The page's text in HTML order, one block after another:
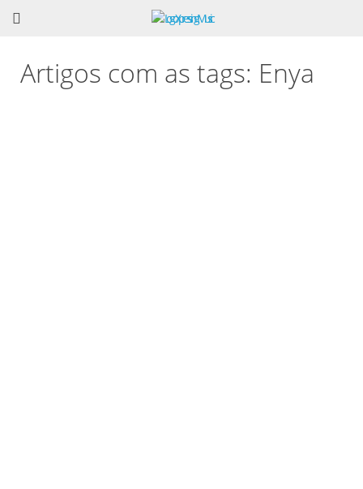
Artigos com as tags: Enya